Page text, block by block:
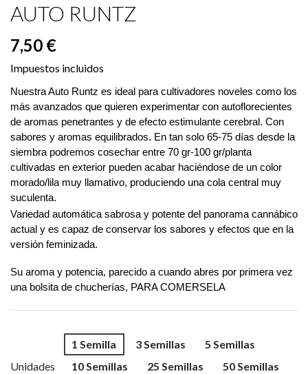
AUTO RUNTZ
7,50 €
Impuestos incluidos
Nuestra Auto Runtz es ideal para cultivadores noveles como los
más avanzados que quieren experimentar con autoflorecientes
de aromas penetrantes y de efecto estimulante cerebral. Con
sabores y aromas equilibrados. En tan solo 65-75 días desde la
siembra podremos cosechar entre 70 gr-100 gr/planta
cultivadas en exterior pueden acabar haciéndose de un color
morado/lila muy llamativo, produciendo una cola central muy
suculenta.
Variedad automática sabrosa y potente del panorama cannábico
actual y es capaz de conservar los sabores y efectos que en la
versión feminizada.
Su aroma y potencia, parecido a cuando abres por primera vez
una bolsita de chucherías, PARA COMERSELA
Unidades
1 Semilla 3 Semillas
5 Semillas
10 Semillas
25 Semillas
50 Semillas